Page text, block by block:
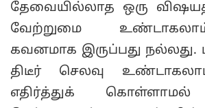
தேவையில்லாத ஒரு
வேற்றுமை
கவனமாக இருப்பது
திடீர் செலவு
எதிர்த்துக் கொள்ளாமல்